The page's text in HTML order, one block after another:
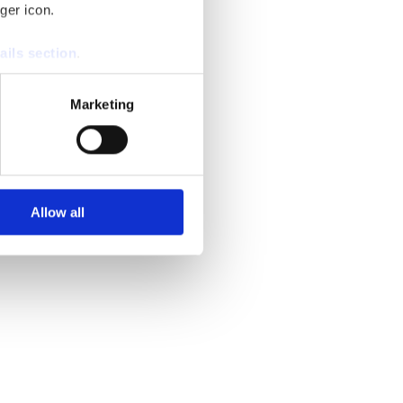
icon.
section
our traffic. We also share
may combine it with
Marketing
Allow all